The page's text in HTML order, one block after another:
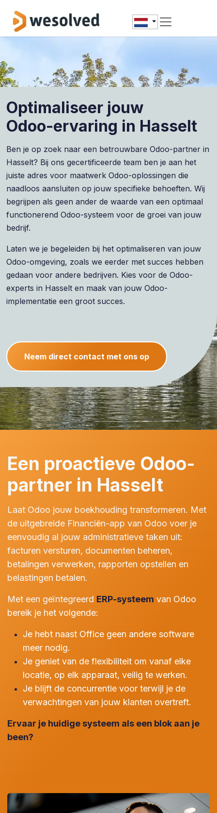
Optimaliseer jouw
Odoo-ervaring in Hasselt
Ben je op zoek naar een betrouwbare Odoo-partner in
Hasselt? Bij ons gecertificeerde team ben je aan het
juiste adres voor maatwerk Odoo-oplossingen die
naadloos aansluiten op jouw specifieke behoeften. Wij
begrijpen als geen ander de waarde van een optimaal
functionerend Odoo-systeem voor de groei van jouw
bedrijf.
Laten we je begeleiden bij het optimaliseren van jouw
Odoo-omgeving, zoals we eerder met succes hebben
gedaan voor andere bedrijven. Kies voor de Odoo-
experts in Hasselt en maak van jouw Odoo-
implementatie een groot succes.
Neem direct contact met ons op
Een proactieve Odoo-
partner in Hasselt
Laat Odoo jouw boekhouding transformeren. Met
de uitgebreide Financiën-app van Odoo voer je
eenvoudig al jouw administratieve taken uit:
facturen versturen, documenten beheren,
betalingen verwerken, rapporten opstellen en
belastingen betalen.
Met een geïntegreerd ERP-systeem van Odoo
bereik je het volgende:
Je hebt naast Office geen andere software
meer nodig.
Je geniet van de flexibiliteit om vanaf elke
locatie, op elk apparaat, veilig te werken.
Je blijft de concurrentie voor terwijl je de
verwachtingen van jouw klanten overtreft.
Ervaar je huidige systeem als een blok aan je
been?